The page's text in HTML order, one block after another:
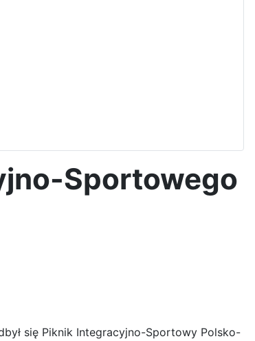
Sportowego
się Piknik Integracyjno-Sportowy Polsko-